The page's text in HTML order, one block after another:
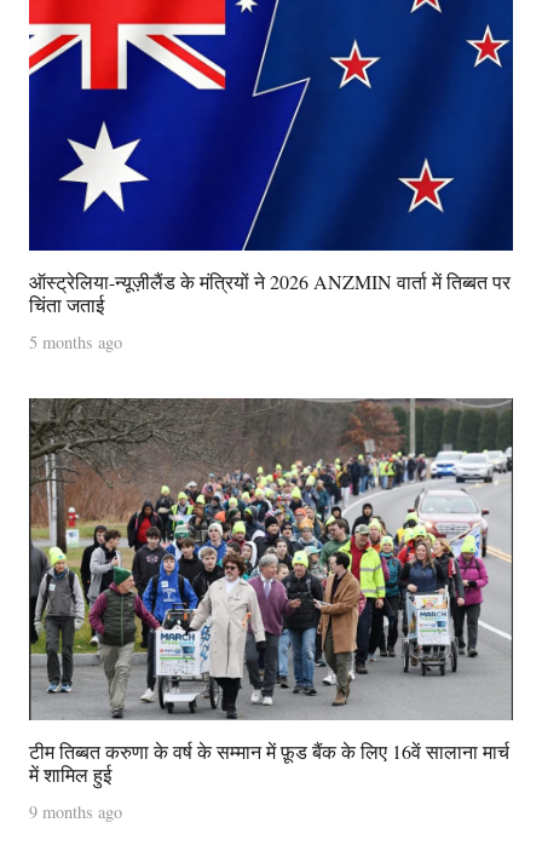
ऑस्ट्रेलिया-न्यूज़ीलैंड के मंत्रियों ने 2026 ANZMIN वार्ता में तिब्बत पर
चिंता जताई
5 months ago
टीम तिब्बत करुणा के वर्ष के सम्मान में फ़ूड बैंक के लिए 16वें सालाना मार्च
में शामिल हुई
9 months ago